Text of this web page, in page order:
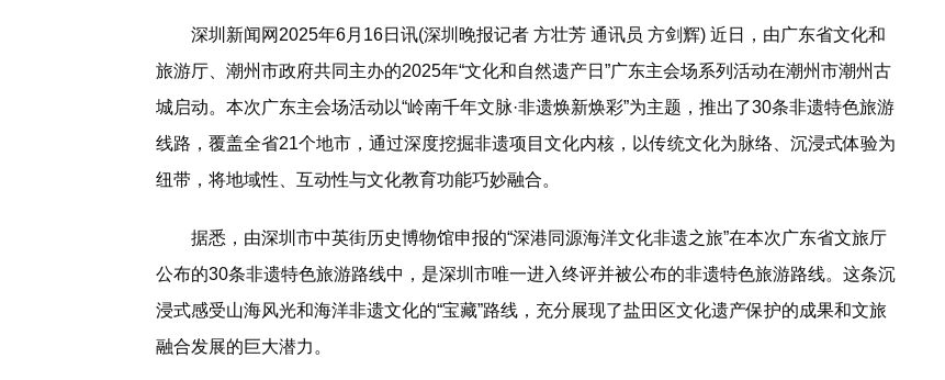
深圳新闻网2025年6月16日讯(深圳晚报记者 方壮芳 通讯员 方剑辉) 近日，由广东省文化和
旅游厅、潮州市政府共同主办的2025年“文化和自然遗产日”广东主会场系列活动在潮州市潮州古
城启动。本次广东主会场活动以“岭南千年文脉·非遗焕新焕彩”为主题，推出了30条非遗特色旅游
线路，覆盖全省21个地市，通过深度挖掘非遗项目文化内核，以传统文化为脉络、沉浸式体验为
纽带，将地域性、互动性与文化教育功能巧妙融合。
据悉，由深圳市中英街历史博物馆申报的“深港同源海洋文化非遗之旅”在本次广东省文旅厅
公布的30条非遗特色旅游路线中，是深圳市唯一进入终评并被公布的非遗特色旅游路线。这条沉
浸式感受山海风光和海洋非遗文化的“宝藏”路线，充分展现了盐田区文化遗产保护的成果和文旅
融合发展的巨大潜力。